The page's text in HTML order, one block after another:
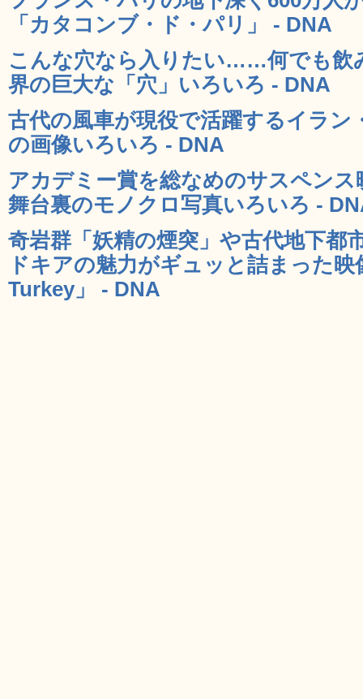
「カタコンブ・ド・パリ」 - DNA
こんな穴なら入りたい……何でも飲
界の巨大な「穴」いろいろ - DNA
古代の風車が現役で活躍するイラン
の画像いろいろ - DNA
アカデミー賞を総なめのサスペン
舞台裏のモノクロ写真いろいろ -
奇岩群「妖精の煙突」や古代地下都
ドキアの魅力がギュッと詰まった
Turkey」 - DNA